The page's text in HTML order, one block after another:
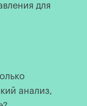
для
анализ,